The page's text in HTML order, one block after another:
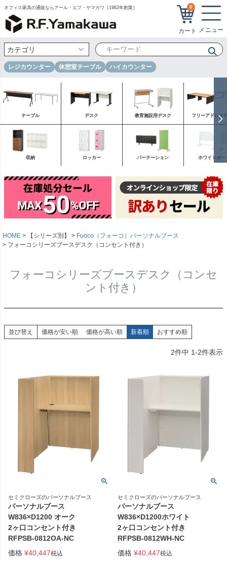
オフィス家具の通販ならアール・エフ・ヤマカワ［1962年創業］ 0
レジカウンター 休憩室テーブル ハイカウンター
テーブル デスク 教育施設用デスク フリーアドレス
収納 ロッカー パーテーション ホワイトボー
HOME 【シリーズ別】
Fuoco（フォーコ）パーソナルブース
フォーコシリーズブースデスク（コンセント付き）
フォーコシリーズブースデスク（コンセ
ント付き）
並び替え 価格が安い順 価格が高い順 新着順 おすすめ順
2件中 1-2件表示
セミクローズのパーソナルブース
パーソナルブース
W836×D1200 オーク
2ヶ口コンセント付き
RFPSB-0812OA-NC
価格 ¥40,447税込
セミクローズのパーソナルブース
パーソナルブース
W836×D1200ホワイト
2ヶ口コンセント付き
RFPSB-0812WH-NC
価格 ¥40,447税込